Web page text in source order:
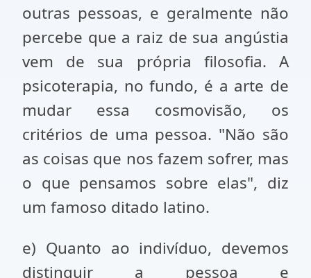
outras pessoas, e geralmente não
percebe que a raiz de sua angústia
vem de sua própria filosofia. A
psicoterapia, no fundo, é a arte de
mudar essa cosmovisão, os
critérios de uma pessoa. "Não são
as coisas que nos fazem sofrer, mas
o que pensamos sobre elas", diz
um famoso ditado latino.
e) Quanto ao indivíduo, devemos
distinguir a pessoa e